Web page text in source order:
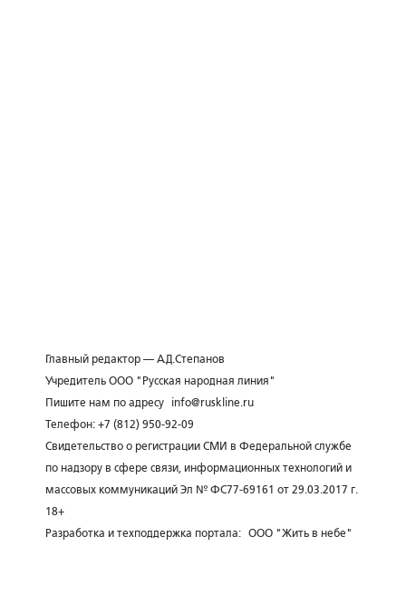
Главный редактор — А.Д.Степанов
Учредитель ООО "Русская народная линия"
Пишите нам по адресу
info@ruskline.ru
Телефон: +7 (812) 950-92-09
Свидетельство о регистрации СМИ в Федеральной службе
по надзору в сфере связи, информационных технологий и
массовых коммуникаций Эл № ФС77-69161 от 29.03.2017 г.
18+
Разработка и техподдержка портала: ООО "Жить в небе"